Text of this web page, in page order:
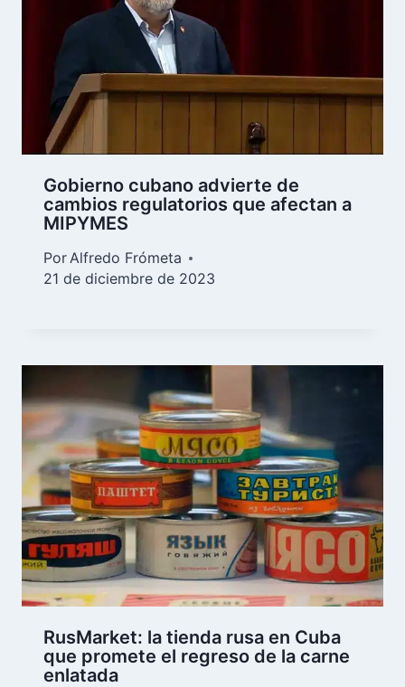
Gobierno cubano advierte de
cambios regulatorios que afectan a
MIPYMES
PorAlfredo Frómeta
21 de diciembre de 2023
RusMarket: la tienda rusa en Cuba
que promete el regreso de la carne
enlatada